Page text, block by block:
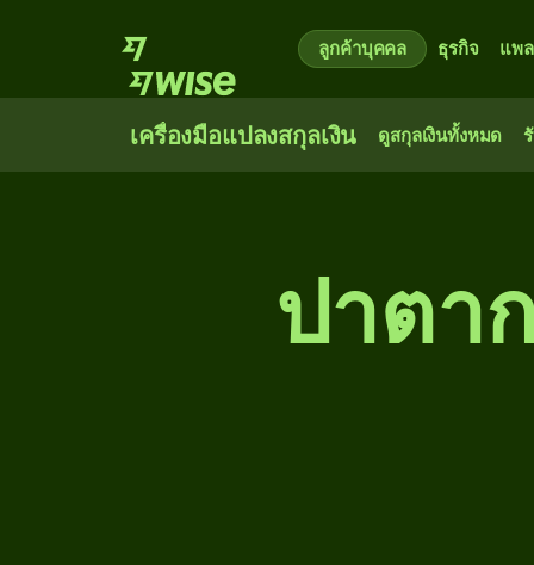
ลูกค้าบุคคล ธุรกิจ แพ
เครื่องมือแปลงสกุลเงิน ดูสกุลเงินทั้งหมด
ปาตา